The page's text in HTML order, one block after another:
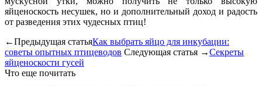
яйценоскость несушек, но и дополнительный доход и радость
от разведения этих чудесных птиц!
←Предыдущая статьяКак выбрать яйцо для инкубации:
советы опытных птицеводов Следующая статья →Секреты
яйценоскости гусей
Что еще почитать